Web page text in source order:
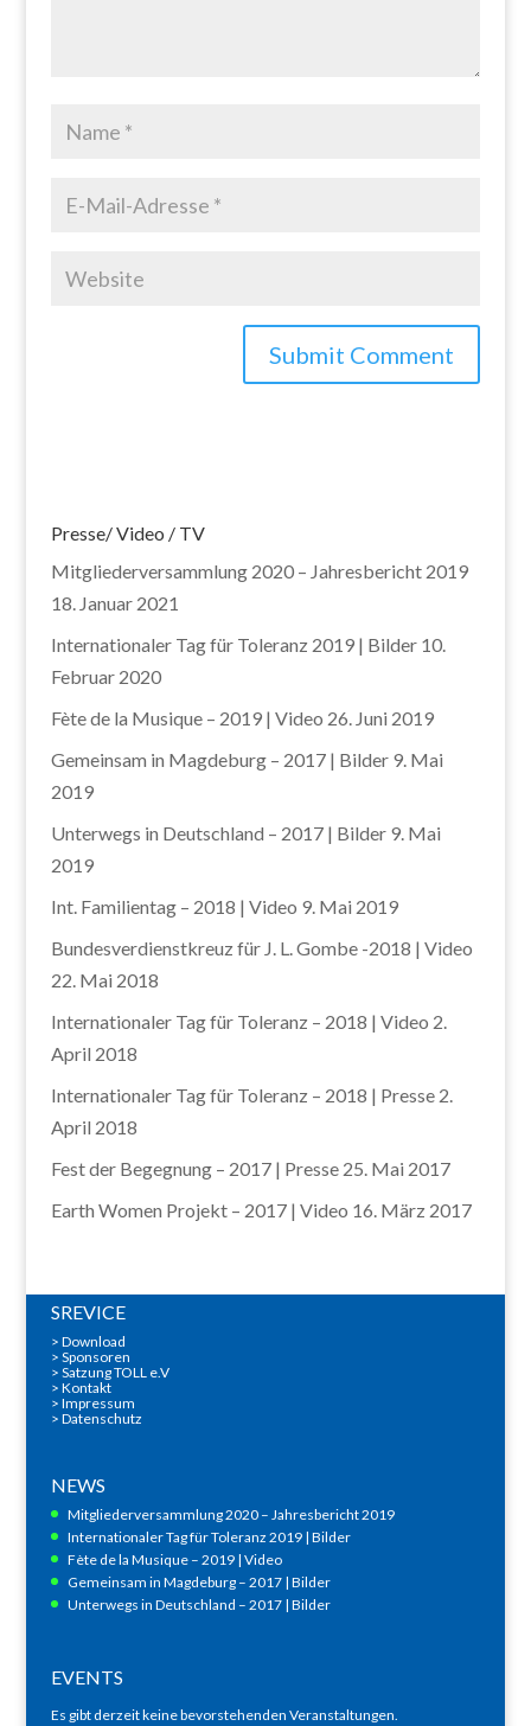
Presse/ Video / TV
Mitgliederversammlung 2020 – Jahresbericht 2019
18. Januar 2021
Internationaler Tag für Toleranz 2019 | Bilder 10.
Februar 2020
Fète de la Musique – 2019 | Video 26. Juni 2019
Gemeinsam in Magdeburg – 2017 | Bilder 9. Mai
2019
Unterwegs in Deutschland – 2017 | Bilder 9. Mai
2019
Int. Familientag – 2018 | Video 9. Mai 2019
Bundesverdienstkreuz für J. L. Gombe -2018 | Video
22. Mai 2018
Internationaler Tag für Toleranz – 2018 | Video 2.
April 2018
Internationaler Tag für Toleranz – 2018 | Presse 2.
April 2018
Fest der Begegnung – 2017 | Presse 25. Mai 2017
Earth Women Projekt – 2017 | Video 16. März 2017
SREVICE
> Download
> Sponsoren
> Satzung TOLL e.V
> Kontakt
> Impressum
> Datenschutz
NEWS
Mitgliederversammlung 2020 – Jahresbericht 2019
Internationaler Tag für Toleranz 2019 | Bilder
Fète de la Musique – 2019 | Video
Gemeinsam in Magdeburg – 2017 | Bilder
Unterwegs in Deutschland – 2017 | Bilder
EVENTS
Es gibt derzeit keine bevorstehenden Veranstaltungen.